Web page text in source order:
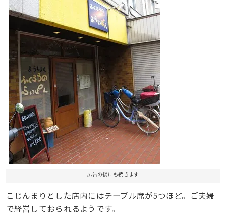
広告の後にも続きます
こじんまりとした店内にはテーブル席が5つほど。ご夫婦
で経営しておられるようです。